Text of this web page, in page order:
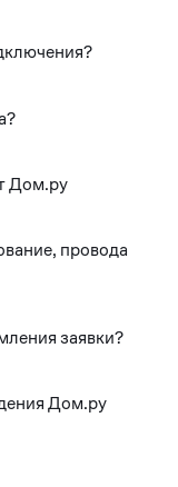
Дом.ру
провода
заявки?
Дом.ру